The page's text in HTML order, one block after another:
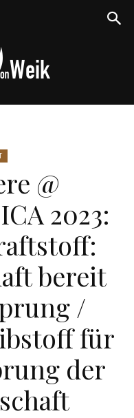
@
2023:
bereit
/
für
der